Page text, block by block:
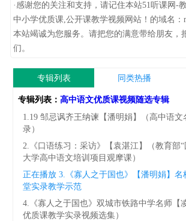
·感谢您的关注和支持，请记住本站51听课网-
中小学优质课,公开课教学视频网站！的域名：
本站竭诚为您服务。请把您的满意带给朋友，
们。
专辑列表 同类热播
专辑列表：高中语文优质课视频随选专辑
1.19 邹忌讽齐王纳谏【潘明娟】（高中语文
录）
2.《口语练习：采访》【袁湛江】（教育部
大学高中语文培训项目观摩课）
正在播放3.《寡人之于国也》【潘明娟】
堂实录教学示范
4.《寡人之于国也》双城市铁路中学名师【
优质课教学实录视频选集）